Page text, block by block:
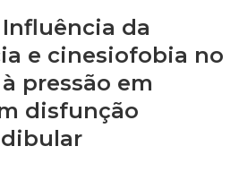
da
e cinesiofobia no
pressão em
disfunção